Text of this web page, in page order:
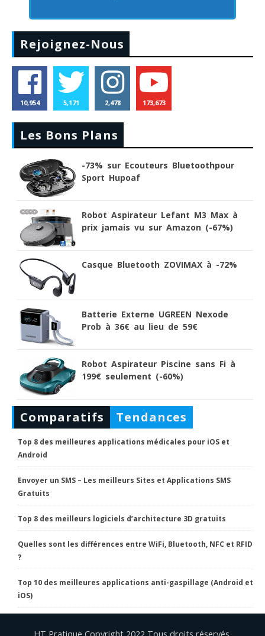
Rejoignez-Nous
10,954 5,171 2,478 173,673
Les Bons Plans
-73% sur Ecouteurs Bluetoothpour
Sport Hupoaf
Robot Aspirateur Lefant M3 Max à
prix jamais vu sur Amazon (-67%)
Casque Bluetooth ZOVIMAX à -72%
Batterie Externe UGREEN Nexode
Prob à 36€ au lieu de 59€
Robot Aspirateur Piscine sans Fi à
199€ seulement (-60%)
Comparatifs Tendances
Top 8 des meilleures applications médicales pour iOS et
Android
Envoyer un SMS – Les meilleurs Sites et Applications SMS
Gratuits
Top 8 des meilleurs logiciels d’architecture 3D gratuits
Quelles sont les différences entre WiFi, Bluetooth, NFC et RFID
?
Top 10 des meilleures applications anti-gaspillage (Android et
iOS)